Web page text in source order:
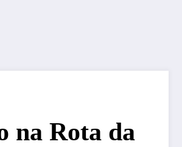
na Rota da